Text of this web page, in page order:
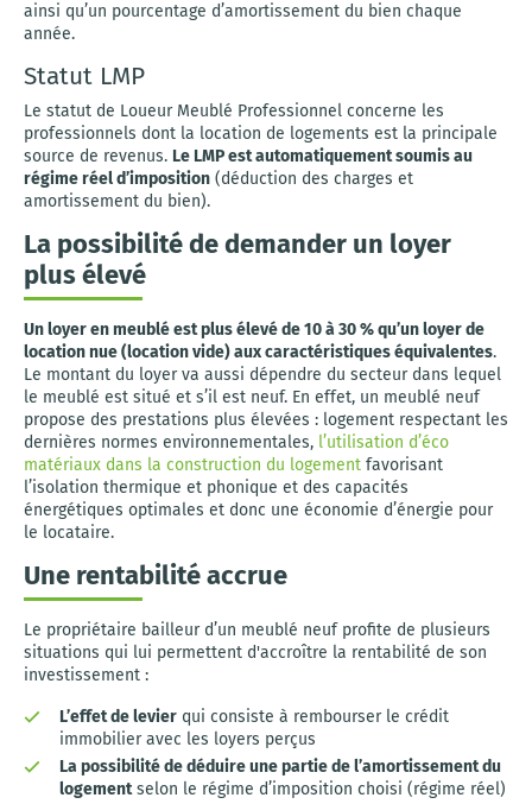
ainsi qu’un pourcentage d’amortissement du bien chaque
année.
Statut LMP
Le statut de Loueur Meublé Professionnel concerne les
professionnels dont la location de logements est la principale
source de revenus. Le LMP est automatiquement soumis au
régime réel d’imposition (déduction des charges et
amortissement du bien).
La possibilité de demander un loyer
plus élevé
Un loyer en meublé est plus élevé de 10 à 30 % qu’un loyer de
location nue (location vide) aux caractéristiques équivalentes.
Le montant du loyer va aussi dépendre du secteur dans lequel
le meublé est situé et s’il est neuf. En effet, un meublé neuf
propose des prestations plus élevées : logement respectant les
dernières normes environnementales, l’utilisation d’éco
matériaux dans la construction du logement favorisant
l’isolation thermique et phonique et des capacités
énergétiques optimales et donc une économie d’énergie pour
le locataire.
Une rentabilité accrue
Le propriétaire bailleur d’un meublé neuf profite de plusieurs
situations qui lui permettent d'accroître la rentabilité de son
investissement :
L’effet de levier qui consiste à rembourser le crédit
immobilier avec les loyers perçus
La possibilité de déduire une partie de l’amortissement du
logementselon le régime d’imposition choisi (régime réel)